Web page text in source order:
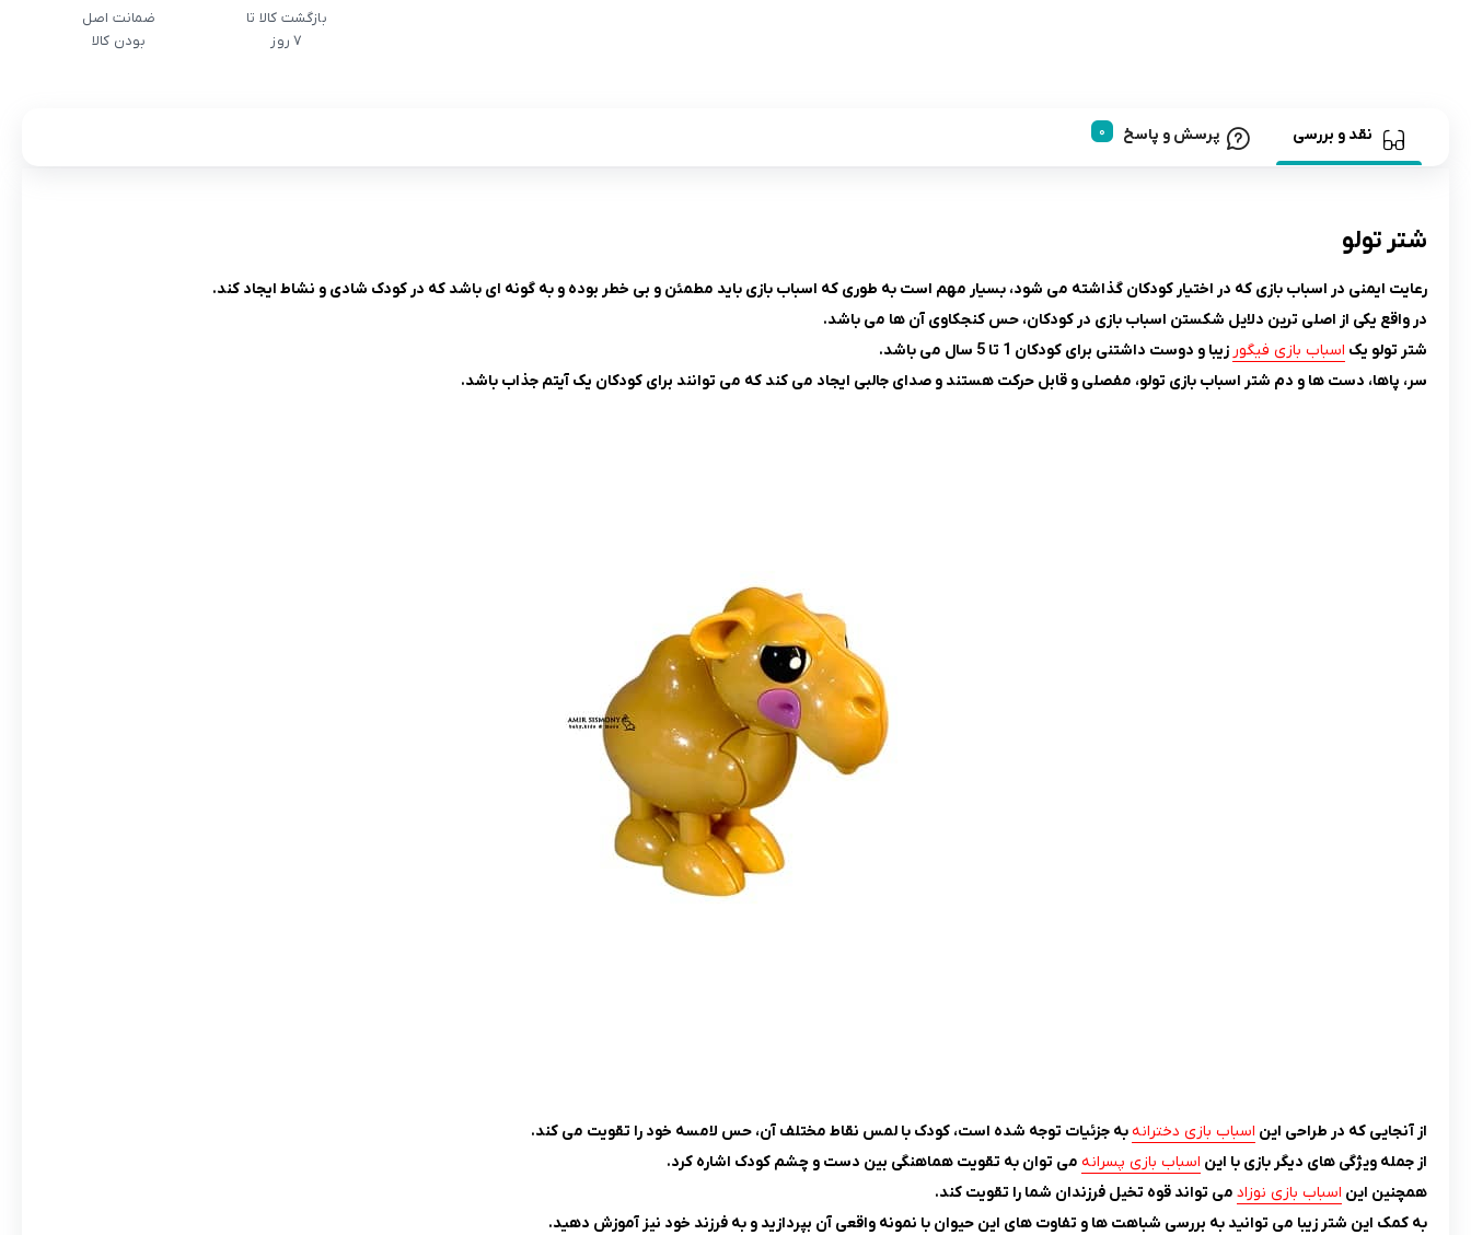
بازگشت کالا تا
7 روز
ضمانت اصل
بودن کالا
نقد و بررسی پرسش و پاسخ
شتر تولو
رعایت ایمنی در اسباب ‌بازی که در اختیار کودکان گذاشته می ‌شود، بسیار مهم است به طوری که اسباب ‌بازی باید مطمئن و بی‌ خطر بوده و به گونه‌ ای باشد که در کودک شادی و نشاط ایجاد کند.
در واقع یکی از اصلی ترین دلایل شکستن اسباب بازی در کودکان، حس کنجکاوی آن ها می باشد.
شتر تولو یک اسباب بازی فیگور زیبا و دوست داشتنی برای کودکان 1 تا 5 سال می باشد.
سر، پاها، دست ها و دم شتر اسباب بازی تولو، مفصلی و قابل حرکت هستند و صدای جالبی ایجاد می کند که می توانند برای کودکان یک آیتم جذاب باشد.
از آنجایی که در طراحی این اسباب بازی دخترانهبه جزئیات توجه شده است، کودک با لمس نقاط مختلف آن، حس لامسه خود را تقویت می کند.
از جمله ویژگی های دیگر بازی با این اسباب بازی پسرانه می توان به تقویت هماهنگی بین دست و چشم کودک اشاره کرد.
همچنین این اسباب بازی نوزاد می تواند قوه تخیل فرزندان شما را تقویت کند.
به کمک این شتر زیبا می توانید به بررسی شباهت ها و تفاوت های این حیوان با نمونه واقعی آن بپردازید و به فرزند خود نیز آموزش دهید.